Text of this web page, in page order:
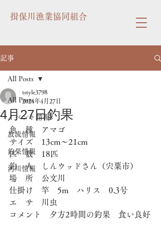
揖保川漁業協同組合
記事
All Posts
イベント情報
放流情報
釣果情報
河川情報
All Posts
4月27日釣果
tstyle3798
2024年4月27日
魚　種　アマゴ
サイズ　13cm〜21cm
匹　数　18匹
釣　人　しんウッドさん（宍粟市）
場　所　公文川
仕掛け　竿　5m　ハリス　0.3号
エ　サ　川虫
コメント　夕方2時間の釣果　食い良好